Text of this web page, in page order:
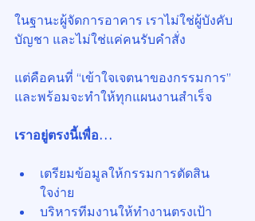
ในฐานะผู้จัดการอาคาร เราไม่ใช่ผู้บังคับ
บัญชา และไม่ใช่แค่คนรับคำสั่ง
แต่คือคนที่ “เข้าใจเจตนาของกรรมการ”
และพร้อมจะทำให้ทุกแผนงานสำเร็จ
เราอยู่ตรงนี้เพื่อ…
เตรียมข้อมูลให้กรรมการตัดสิน
ใจง่าย
บริหารทีมงานให้ทำงานตรงเป้า